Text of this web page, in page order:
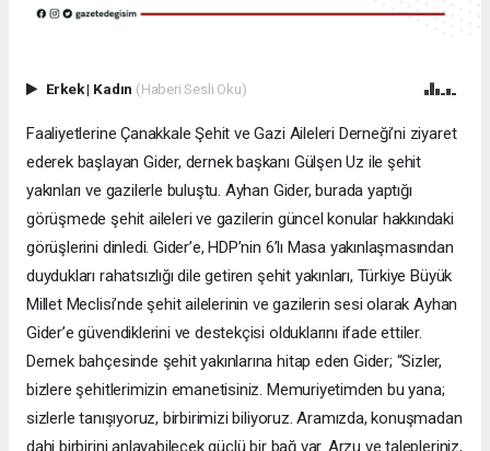
Erkek| Kadın (Haberi Sesli Oku)
Faaliyetlerine Çanakkale Şehit ve Gazi Aileleri Derneği’ni ziyaret
ederek başlayan Gider, dernek başkanı Gülşen Uz ile şehit
yakınları ve gazilerle buluştu. Ayhan Gider, burada yaptığı
görüşmede şehit aileleri ve gazilerin güncel konular hakkındaki
görüşlerini dinledi. Gider’e, HDP’nin 6’lı Masa yakınlaşmasından
duydukları rahatsızlığı dile getiren şehit yakınları, Türkiye Büyük
Millet Meclisi’nde şehit ailelerinin ve gazilerin sesi olarak Ayhan
Gider’e güvendiklerini ve destekçisi olduklarını ifade ettiler.
Dernek bahçesinde şehit yakınlarına hitap eden Gider; “Sizler,
bizlere şehitlerimizin emanetisiniz. Memuriyetimden bu yana;
sizlerle tanışıyoruz, birbirimizi biliyoruz. Aramızda, konuşmadan
dahi birbirini anlayabilecek güçlü bir bağ var. Arzu ve talepleriniz,